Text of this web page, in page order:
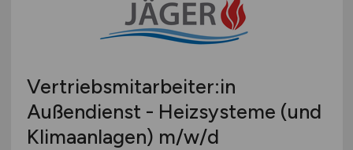
Vertriebsmitarbeiter:in
Außendienst - Heizsysteme (und
Klimaanlagen) m/w/d